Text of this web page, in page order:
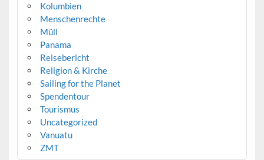
Kolumbien
Menschenrechte
Müll
Panama
Reisebericht
Religion & Kirche
Sailing for the Planet
Spendentour
Tourismus
Uncategorized
Vanuatu
ZMT